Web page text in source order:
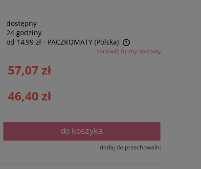
dostępny
24 godziny
od 14,99 zł - PACZKOMATY(Polska)
Cena nie zawiera ewentualnych kosztów
płatności
sprawdź formy dostawy
57,07 zł
46,40 zł
do koszyka
dodaj do przechowalni